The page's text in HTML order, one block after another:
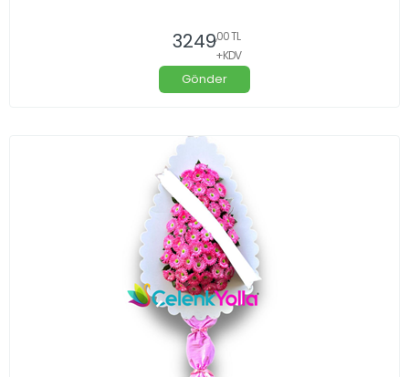
3249,00 TL
+KDV
Gönder